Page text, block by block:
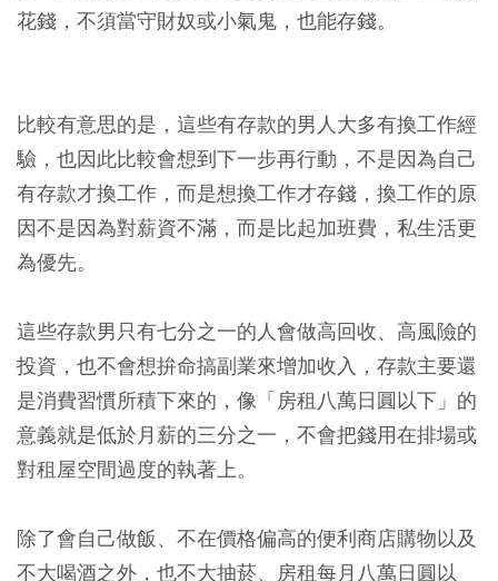
花錢，不須當守財奴或小氣鬼，也能存錢。
比較有意思的是，這些有存款的男人大多有換工作經
驗，也因此比較會想到下一步再行動，不是因為自己
有存款才換工作，而是想換工作才存錢，換工作的原
因不是因為對薪資不滿，而是比起加班費，私生活更
為優先。
這些存款男只有七分之一的人會做高回收、高風險的
投資，也不會想拚命搞副業來增加收入，存款主要還
是消費習慣所積下來的，像「房租八萬日圓以下」的
意義就是低於月薪的三分之一，不會把錢用在排場或
對租屋空間過度的執著上。
除了會自己做飯、不在價格偏高的便利商店購物以及
不大喝酒之外，也不大抽菸、房租每月八萬日圓以